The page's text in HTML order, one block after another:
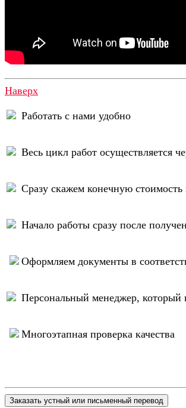
Наверх
Работать с нами удобно
Весь цикл работ осуществляется
Сразу скажем конечную стоимость
Начало работы сразу после
Оформляем документы в
Персональный менеджер, который
Многоэтапная проверка качества